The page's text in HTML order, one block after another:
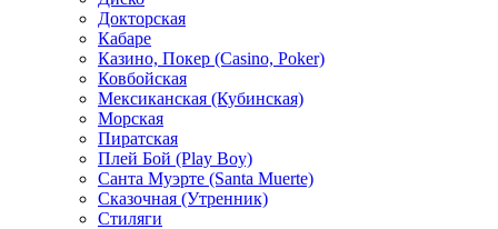
Докторская
Кабаре
Казино, Покер (Casino, Poker)
Ковбойская
Мексиканская (Кубинская)
Морская
Пиратская
Плей Бой (Play Boy)
Санта Муэрте (Santa Muerte)
Сказочная (Утренник)
Стиляги